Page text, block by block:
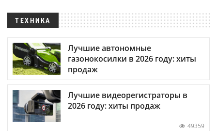
ТЕХНИКА
Лучшие автономные
газонокосилки в 2026 году: хиты
продаж
Лучшие видеорегистраторы в
2026 году: хиты продаж
49359